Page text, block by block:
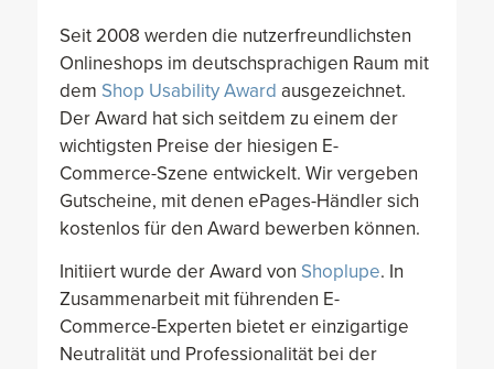
Seit 2008 werden die nutzerfreundlichsten
Onlineshops im deutschsprachigen Raum mit
dem Shop Usability Award ausgezeichnet.
Der Award hat sich seitdem zu einem der
wichtigsten Preise der hiesigen E-
Commerce-Szene entwickelt. Wir vergeben
Gutscheine, mit denen ePages-Händler sich
kostenlos für den Award bewerben können.
Initiiert wurde der Award von Shoplupe. In
Zusammenarbeit mit führenden E-
Commerce-Experten bietet er einzigartige
Neutralität und Professionalität bei der